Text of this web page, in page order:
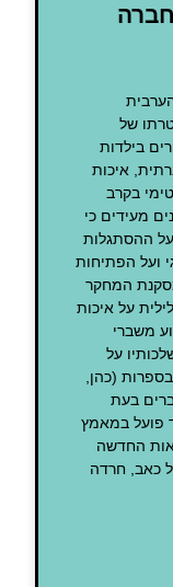
של
בילדות
איכות
בקרב
מעידים כי
על ההסתגלות
ועל הפתיחות
המחקר
על איכות
משברי
על
(כהן,
בעת
פועל במאמץ
החדשה
כאב, חרדה